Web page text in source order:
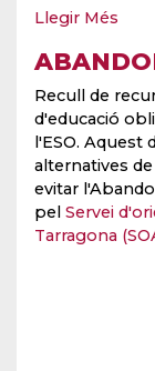
Llegir Més
Recull de
d'educació
l'ESO.
alternatives
evitar
pel Servei
Tarragona